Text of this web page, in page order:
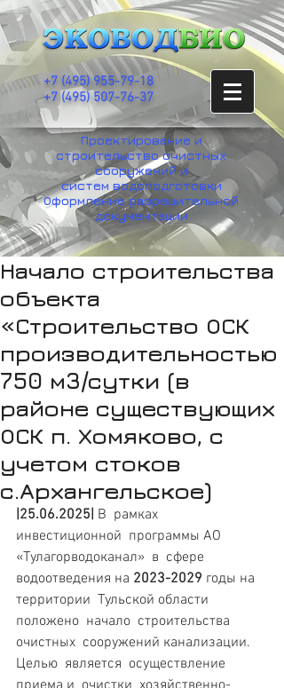
Проектирование и
строительство очистных
сооружений и
систем водоподготовки
Оформление разрешительной
документации
+7 (495) 955-79-18
+7 (495) 507-76-37
Начало строительства
объекта
«Строительство ОСК
производительностью
750 м3/сутки (в
районе существующих
ОСК п. Хомяково, с
учетом стоков
с.Архангельское)
|25.06.2025| В  рамках
инвестиционной  программы АО
«Тулагорводоканал»  в  сфере
водоотведения на 2023-2029 годы на
территории  Тульской области
положено  начало  строительства
очистных  сооружений канализации.
Целью  является  осуществление